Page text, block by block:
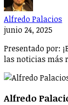
Alfredo Palacios
junio 24, 2025
Presentado por:
las noticias más
Alfredo